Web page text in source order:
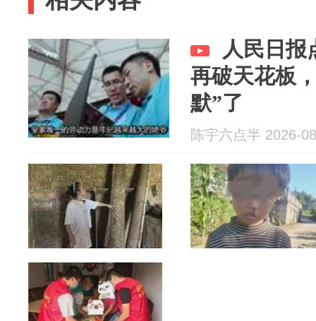
人民日报
再破天花板
默”了
陈宇六点半 2026-